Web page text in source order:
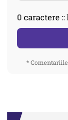
0 caractere
*